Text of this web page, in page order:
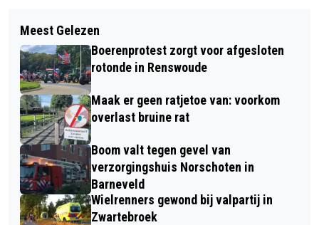
HORROR-PERSBERICHTENSEIZOEN
WEER AANGEBROKEN: BERICHTEN
VOL ONJUISTHEDEN OVER
BESTUIVERS
ONRUST GROEIT NA OPNIEUW
BRANDINCIDENT OP VAKANTIEPARK
IN STROE
Meest Gelezen
Boerenprotest zorgt voor afgesloten
rotonde in Renswoude
Maak er geen ratjetoe van: voorkom
overlast bruine rat
Boom valt tegen gevel van
verzorgingshuis Norschoten in
Barneveld
Wielrenners gewond bij valpartij in
Zwartebroek